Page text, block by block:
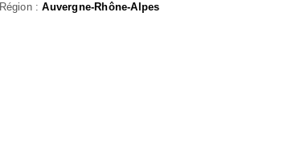
Région :Auvergne-Rhône-Alpes